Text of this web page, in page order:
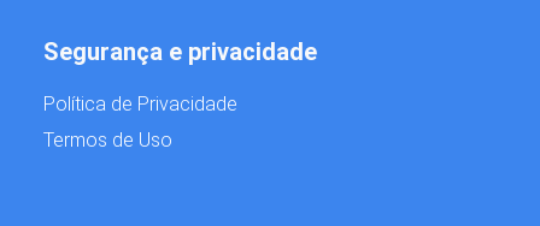
Segurança e privacidade
Política de Privacidade
Termos de Uso